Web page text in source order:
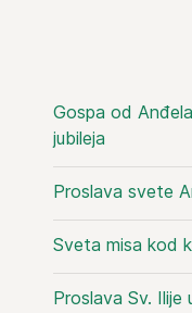
Gospa od
jubileja
Proslava svete
Sveta misa kod
Proslava Sv. Ilije